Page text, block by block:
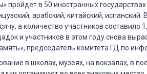
пройдет в 50 иностранных
арабский, китайский,
а количество участников
и участников в этом году снова
председатель комитета ГД по
в школах, музеях, на вокзалах, в